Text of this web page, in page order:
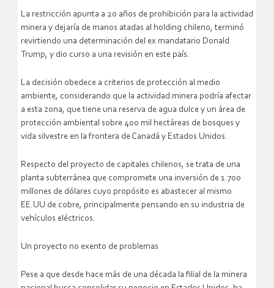
La restricción apunta a 20 años de prohibición para la actividad
minera y dejaría de manos atadas al holding chileno, terminó
revirtiendo una determinación del ex mandatario Donald
Trump, y dio curso a una revisión en este país.
La decisión obedece a criterios de protección al medio
ambiente, considerando que la actividad minera podría afectar
a esta zona, que tiene una reserva de agua dulce y un área de
protección ambiental sobre 400 mil hectáreas de bosques y
vida silvestre en la frontera de Canadá y Estados Unidos.
Respecto del proyecto de capitales chilenos, se trata de una
planta subterránea que compromete una inversión de 1.700
millones de dólares cuyo propósito es abastecer al mismo
EE.UU de cobre, principalmente pensando en su industria de
vehículos eléctricos.
Un proyecto no exento de problemas
Pese a que desde hace más de una década la filial de la minera